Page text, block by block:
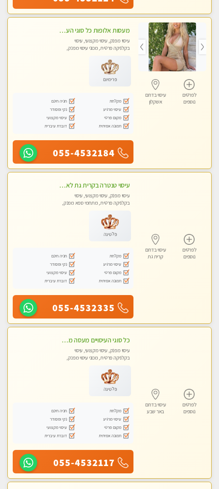
לפרטים
נוספים
עיסוי בדרום
אשקלון
מעסות אלופות כל סוגי העיסויים מקצועיות ואיכותיות פרטי!!
עיסוי מפנק, עיסוי מקצועי, עיסוי
בקלניקה פרטית, מכוני עיסוי מפנק,
פרימיום
מקלחת
חניה חינם
עיסוי מרגיע
נקי ומסודר
מקום פרטי
עיסוי מקצועי
תמונה אמיתית
דוברת עיברית
055-4532184
לפרטים
נוספים
עיסוי בדרום
קרית גת
עיסוי טנטרה בקרית גת לא מה שחשבת הרבה יותר ממה שדמיינת פרטי!!! Highly recommended
עיסוי מפנק, עיסוי מקצועי, עיסוי
בקלניקה פרטית, מתחמי ספא מפנק,
פלטינה
מקלחת
חניה חינם
עיסוי מרגיע
נקי ומסודר
מקום פרטי
עיסוי מקצועי
תמונה אמיתית
דוברת עיברית
055-4532335
לפרטים
נוספים
עיסוי בדרום
באר שבע
כל סוגי העיסויים מעסה מקצועית ואיכותית פרטי!!!חדש חדש בבאר שבע
עיסוי מפנק, עיסוי מקצועי, עיסוי
בקלניקה פרטית, מכוני עיסוי מפנק,
פלטינה
מקלחת
חניה חינם
עיסוי מרגיע
נקי ומסודר
מקום פרטי
עיסוי מקצועי
תמונה אמיתית
דוברת עיברית
055-4532117